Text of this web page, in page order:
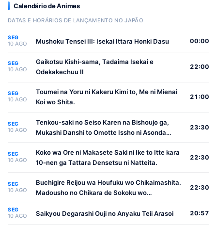
Calendário de Animes
DATAS E HORÁRIOS DE LANÇAMENTO NO JAPÃO
SEG
10 AGO Mushoku Tensei III: Isekai Ittara Honki Dasu 00:00
SEG
10 AGO
Gaikotsu Kishi-sama, Tadaima Isekai e
Odekakechuu II
22:00
SEG
10 AGO
Toumei na Yoru ni Kakeru Kimi to, Me ni Mienai
Koi wo Shita.
21:00
SEG
10 AGO
Tenkou-saki no Seiso Karen na Bishoujo ga,
Mukashi Danshi to Omotte Issho ni Asonda
23:30
SEG
10 AGO
Koko wa Ore ni Makasete Saki ni Ike to Itte kara
10-nen ga Tattara Densetsu ni Natteita.
22:30
SEG
10 AGO
Buchigire Reijou wa Houfuku wo Chikaimashita.
Madousho no Chikara de Sokoku wo
22:30
SEG
10 AGO Saikyou Degarashi Ouji no Anyaku Teii Arasoi 20:57